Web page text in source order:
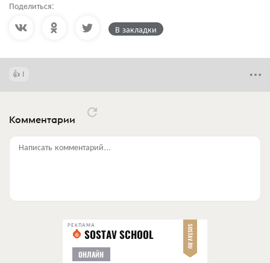
Поделиться:
В закладки
1
Комментарии
Написать комментарий...
РЕКЛАМА